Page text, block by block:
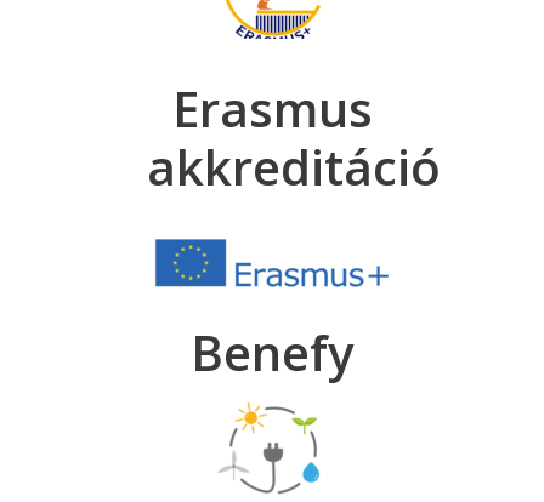
Erasmus
akkreditáció
Benefy